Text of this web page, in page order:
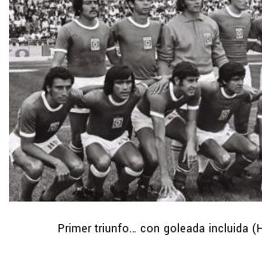
Primer triunfo… con goleada incluida